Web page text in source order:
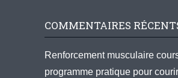
COMMENTAIRES
Renforcement musculaire
programme pratique pour